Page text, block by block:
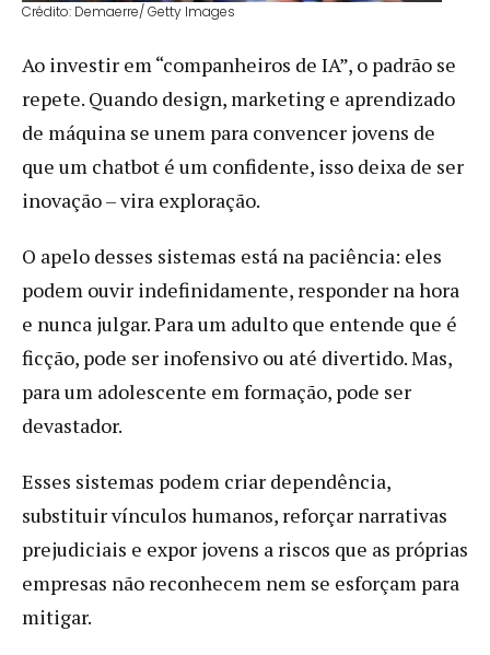
Crédito: Demaerre/ Getty Images
Ao investir em “companheiros de IA”, o padrão se
repete. Quando design, marketing e aprendizado
de máquina se unem para convencer jovens de
que um chatbot é um confidente, isso deixa de ser
inovação – vira exploração.
O apelo desses sistemas está na paciência: eles
podem ouvir indefinidamente, responder na hora
e nunca julgar. Para um adulto que entende que é
ficção, pode ser inofensivo ou até divertido. Mas,
para um adolescente em formação, pode ser
devastador.
Esses sistemas podem criar dependência,
substituir vínculos humanos, reforçar narrativas
prejudiciais e expor jovens a riscos que as próprias
empresas não reconhecem nem se esforçam para
mitigar.